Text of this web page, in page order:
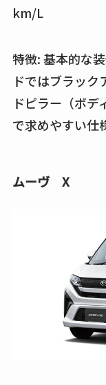
km/L
特徴: 基本的な
ドではブラッ
ドピラー（ボデ
で求めやすい仕
ムーヴ X